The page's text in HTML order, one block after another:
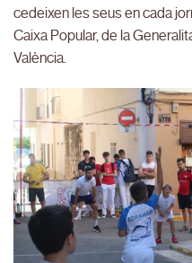
cedeixen les seus en cada
Caixa Popular, de la
València.